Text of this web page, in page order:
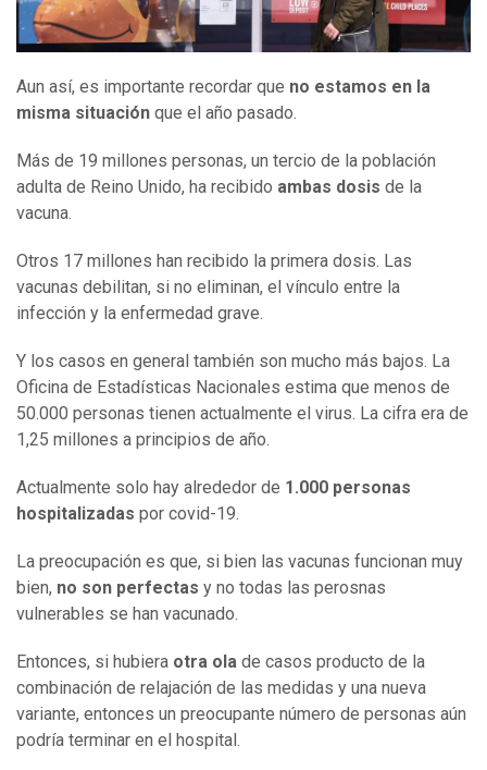
Aun así, es importante recordar que no estamos en la
misma situación que el año pasado.
Más de 19 millones personas, un tercio de la población
adulta de Reino Unido, ha recibido ambas dosis de la
vacuna.
Otros 17 millones han recibido la primera dosis. Las
vacunas debilitan, si no eliminan, el vínculo entre la
infección y la enfermedad grave.
Y los casos en general también son mucho más bajos. La
Oficina de Estadísticas Nacionales estima que menos de
50.000 personas tienen actualmente el virus. La cifra era de
1,25 millones a principios de año.
Actualmente solo hay alrededor de 1.000 personas
hospitalizadas por covid-19.
La preocupación es que, si bien las vacunas funcionan muy
bien, no son perfectas y no todas las perosnas
vulnerables se han vacunado.
Entonces, si hubiera otra ola de casos producto de la
combinación de relajación de las medidas y una nueva
variante, entonces un preocupante número de personas aún
podría terminar en el hospital.